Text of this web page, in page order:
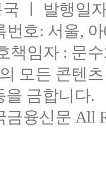
ㅣ 발행일
호: 서울,
책임자 : 문
모든 콘텐
을 금합니다.
융신문 All